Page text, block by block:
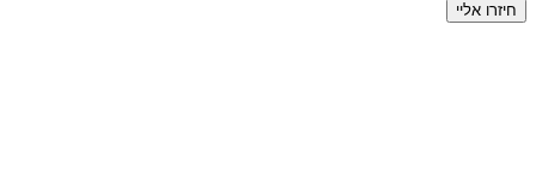
חיזרו אליי